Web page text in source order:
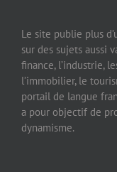
Le site publie plus
sur des sujets aussi
finance, l’industrie,
l’immobilier, le
portail de langue
a pour objectif de
dynamisme.